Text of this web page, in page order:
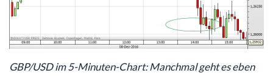
GBP/USD im 5-Minuten-Chart: Manchmal geht es eben